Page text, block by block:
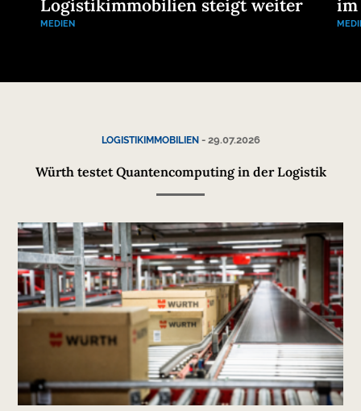
Logistikimmobilien steigt weiter
MEDIEN
im
LOGISTIKIMMOBILIEN- 29.07.2026
Würth testet Quantencomputing in der Logistik